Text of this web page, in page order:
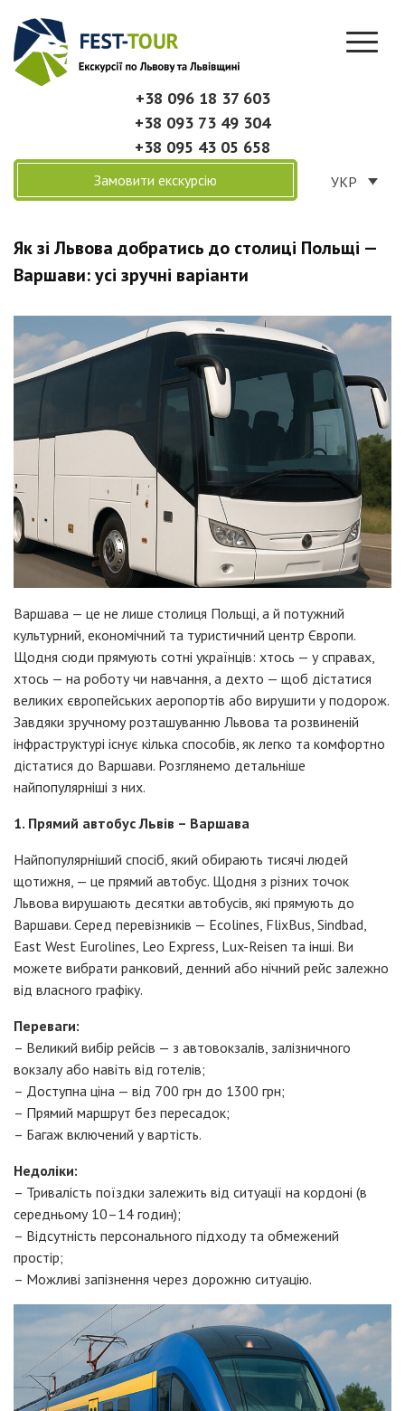
+38 096 18 37 603
+38 093 73 49 304
+38 095 43 05 658
УКР
Замовити екскурсію
Як зі Львова добратись до столиці Польщі —
Варшави: усі зручні варіанти
Варшава — це не лише столиця Польщі, а й потужний
культурний, економічний та туристичний центр Європи.
Щодня сюди прямують сотні українців: хтось — у справах,
хтось — на роботу чи навчання, а дехто — щоб дістатися
великих європейських аеропортів або вирушити у подорож.
Завдяки зручному розташуванню Львова та розвиненій
інфраструктурі існує кілька способів, як легко та комфортно
дістатися до Варшави. Розглянемо детальніше
найпопулярніші з них.
1. Прямий автобус Львів – Варшава
Найпопулярніший спосіб, який обирають тисячі людей
щотижня, — це прямий автобус. Щодня з різних точок
Львова вирушають десятки автобусів, які прямують до
Варшави. Серед перевізників — Ecolines, FlixBus, Sindbad,
East West Eurolines, Leo Express, Lux-Reisen та інші. Ви
можете вибрати ранковий, денний або нічний рейс залежно
від власного графіку.
Переваги:
– Великий вибір рейсів — з автовокзалів, залізничного
вокзалу або навіть від готелів;
– Доступна ціна — від 700 грн до 1300 грн;
– Прямий маршрут без пересадок;
– Багаж включений у вартість.
Недоліки:
– Тривалість поїздки залежить від ситуації на кордоні (в
середньому 10–14 годин);
– Відсутність персонального підходу та обмежений
простір;
– Можливі запізнення через дорожню ситуацію.